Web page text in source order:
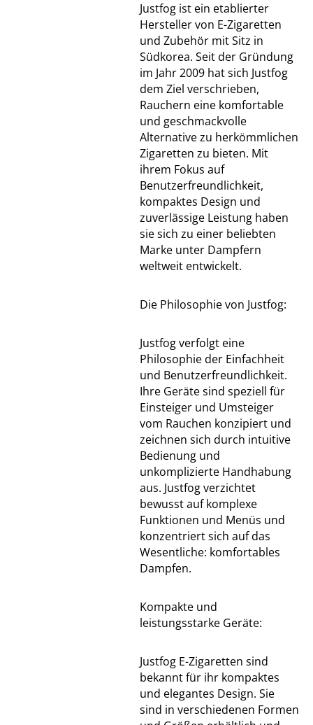
Justfog ist ein etablierter
Hersteller von E-Zigaretten
und Zubehör mit Sitz in
Südkorea. Seit der Gründung
im Jahr 2009 hat sich Justfog
dem Ziel verschrieben,
Rauchern eine komfortable
und geschmackvolle
Alternative zu herkömmlichen
Zigaretten zu bieten. Mit
ihrem Fokus auf
Benutzerfreundlichkeit,
kompaktes Design und
zuverlässige Leistung haben
sie sich zu einer beliebten
Marke unter Dampfern
weltweit entwickelt.
Die Philosophie von Justfog:
Justfog verfolgt eine
Philosophie der Einfachheit
und Benutzerfreundlichkeit.
Ihre Geräte sind speziell für
Einsteiger und Umsteiger
vom Rauchen konzipiert und
zeichnen sich durch intuitive
Bedienung und
unkomplizierte Handhabung
aus. Justfog verzichtet
bewusst auf komplexe
Funktionen und Menüs und
konzentriert sich auf das
Wesentliche: komfortables
Dampfen.
Kompakte und
leistungsstarke Geräte:
Justfog E-Zigaretten sind
bekannt für ihr kompaktes
und elegantes Design. Sie
sind in verschiedenen Formen